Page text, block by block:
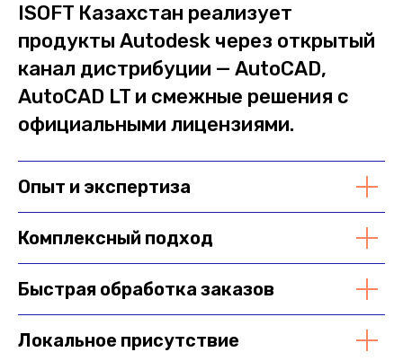
ISOFT Казахстан реализует
продукты Autodesk через открытый
канал дистрибуции — AutoCAD,
AutoCAD LT и смежные решения с
официальными лицензиями.
Опыт и экспертиза
Комплексный подход
Быстрая обработка заказов
Локальное присутствие